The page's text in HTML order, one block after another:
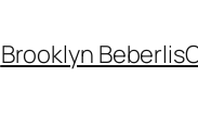
Brooklyn Beberlis